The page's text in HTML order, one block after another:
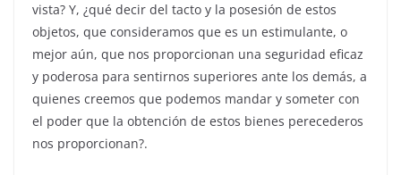
vista? Y, ¿qué decir del tacto y la posesión de estos
objetos, que consideramos que es un estimulante, o
mejor aún, que nos proporcionan una seguridad eficaz
y poderosa para sentirnos superiores ante los demás, a
quienes creemos que podemos mandar y someter con
el poder que la obtención de estos bienes perecederos
nos proporcionan?.